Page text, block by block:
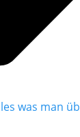
was man